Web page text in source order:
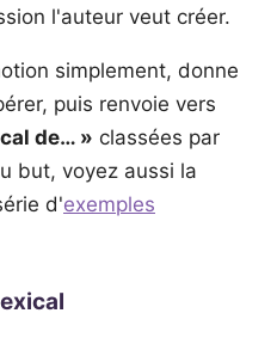
l'auteur veut créer.
simplement, donne
puis renvoie vers
de… » classées par
but, voyez aussi la
d'exemples